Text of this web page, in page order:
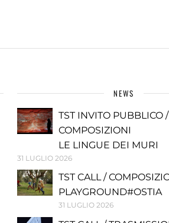
NEWS
TST INVITO PUBBLICO /
COMPOSIZIONI
LE LINGUE DEI MURI
31 LUGLIO 2026
TST CALL /
PLAYGROUND#OSTIA
31 LUGLIO 2026